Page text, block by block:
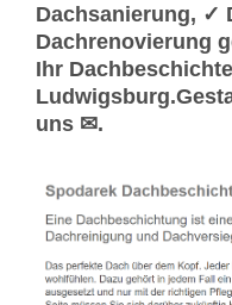
Dachsanierung, ✓
Dachrenovierung
Ihr
uns ✉.